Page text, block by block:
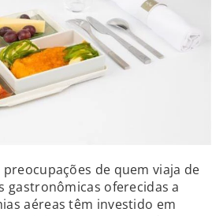
de quem viaja de
gastronômicas oferecidas a
aéreas têm investido em